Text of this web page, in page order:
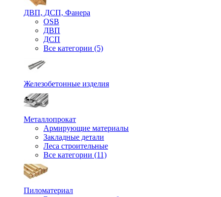
ДВП, ДСП, Фанера
OSB
ДВП
ДСП
Все категории (5)
Железобетонные изделия
Металлопрокат
Армирующие материалы
Закладные детали
Леса строительные
Все категории (11)
Пиломатериал